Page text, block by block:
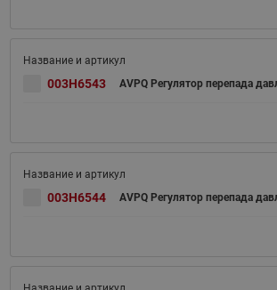
003H6543 AVPQ Регулятор перепада
003H6544 AVPQ Регулятор перепада